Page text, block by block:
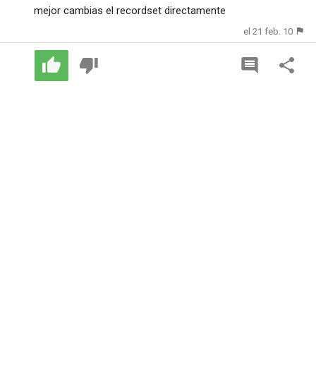
mejor cambias el recordset directamente
el 21 feb. 10